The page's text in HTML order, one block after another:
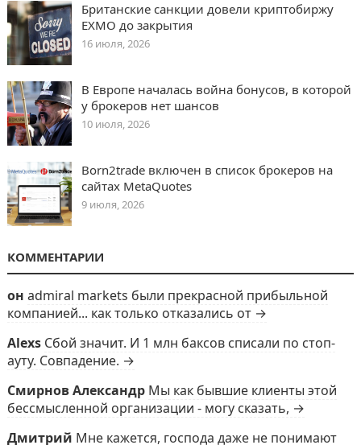
Британские санкции довели криптобиржу
EXMO до закрытия
16 июля, 2026
В Европе началась война бонусов, в которой
у брокеров нет шансов
10 июля, 2026
Born2trade включен в список брокеров на
сайтах MetaQuotes
9 июля, 2026
КОММЕНТАРИИ
он admiral markets были прекрасной прибыльной
компанией... как только отказались от →
Alexs Сбой значит. И 1 млн баксов списали по стоп-
ауту. Совпадение. →
Смирнов Александр Мы как бывшие клиенты этой
бессмысленной организации - могу сказать, →
Дмитрий Мне кажется, господа даже не понимают